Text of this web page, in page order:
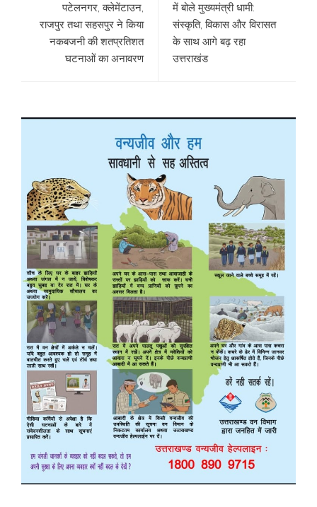
पटेलनगर, क्लेमेंटाउन,
राजपुर तथा सहसपुर ने किया
नकबजनी की शतप्रतिशत
घटनाओं का अनावरण
में बोले मुख्यमंत्री धामी:
संस्कृति, विकास और विरासत
के साथ आगे बढ़ रहा
उत्तराखंड